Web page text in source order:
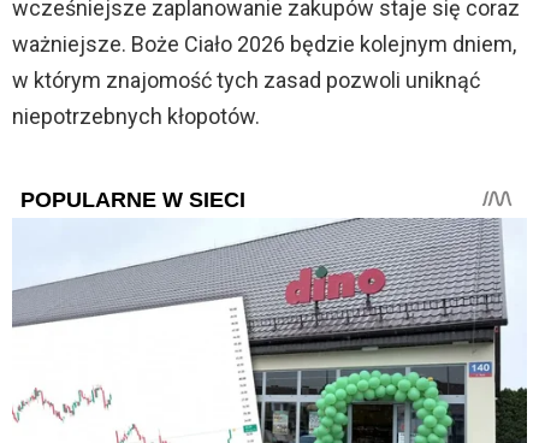
wcześniejsze zaplanowanie zakupów staje się coraz
ważniejsze. Boże Ciało 2026 będzie kolejnym dniem,
w którym znajomość tych zasad pozwoli uniknąć
niepotrzebnych kłopotów.
POPULARNE W SIECI